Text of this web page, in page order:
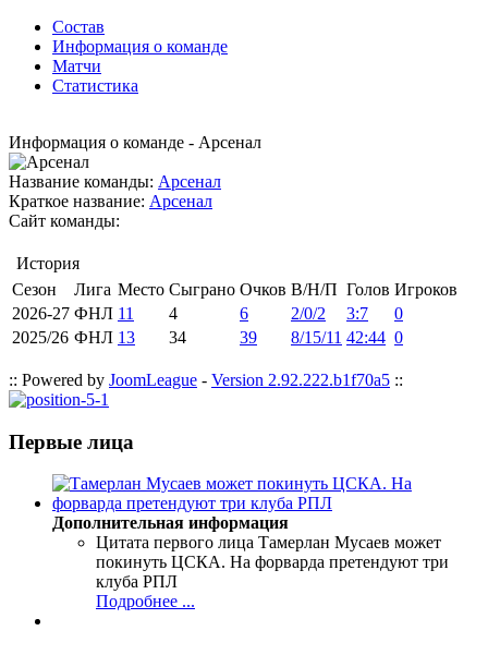
Состав
Информация о команде
Матчи
Статистика
Информация о команде - Арсенал
Название команды: Арсенал
Краткое название: Арсенал
Сайт команды:
История
Сезон
Лига Место Сыграно Очков В/Н/П Голов Игроков
2026-27 ФНЛ 11 4 6 2/0/2 3:7
0
2025/26 ФНЛ 13 34 39 8/15/11 42:44 0
:: Powered by JoomLeague - Version 2.92.222.b1f70a5 ::
Первые лица
Дополнительная информация
Цитата первого лица Тамерлан Мусаев может
покинуть ЦСКА. На форварда претендуют три
клуба РПЛ
Подробнее ...